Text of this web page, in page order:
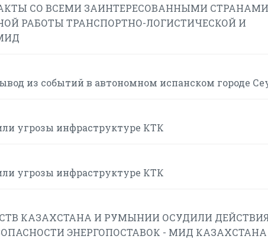
СО ВСЕМИ ЗАИНТЕРЕСОВАННЫМИ
РАБОТЫ ТРАНСПОРТНО-ЛОГИСТИЧЕСКОЙ И
из событий в автономном испанском городе
угрозы инфраструктуре КТК
угрозы инфраструктуре КТК
КАЗАХСТАНА И РУМЫНИИ ОСУДИЛИ
ЭНЕРГОПОСТАВОК - МИД КАЗАХСТАНА